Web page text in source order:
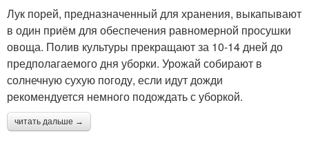
Лук порей, предназначенный для хранения, выкапывают
в один приём для обеспечения равномерной просушки
овоща. Полив культуры прекращают за 10-14 дней до
предполагаемого дня уборки. Урожай собирают в
солнечную сухую погоду, если идут дожди
рекомендуется немного подождать с уборкой.
читать дальше →